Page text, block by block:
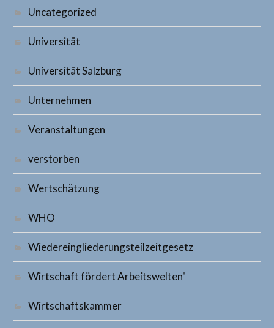
Uncategorized
Universität
Universität Salzburg
Unternehmen
Veranstaltungen
verstorben
Wertschätzung
WHO
Wiedereingliederungsteilzeitgesetz
Wirtschaft fördert Arbeitswelten"
Wirtschaftskammer